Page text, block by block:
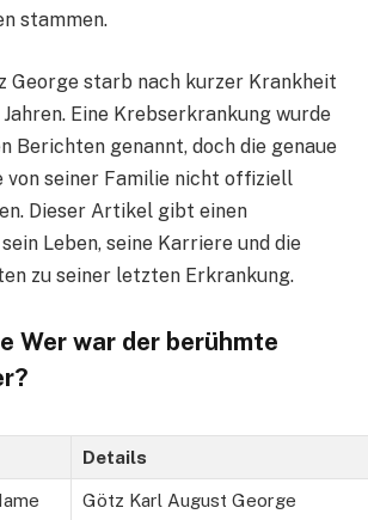
stammen.
George starb nach kurzer Krankheit
Eine Krebserkrankung wurde
Berichten genannt, doch die genaue
von seiner Familie nicht offiziell
Dieser Artikel gibt einen
Leben, seine Karriere und die
zu seiner letzten Erkrankung.
Wer war der berühmte
Details
Götz Karl August George